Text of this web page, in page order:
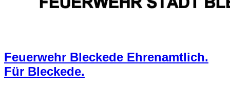
Feuerwehr Bleckede Ehrenamtlich.
Für Bleckede.